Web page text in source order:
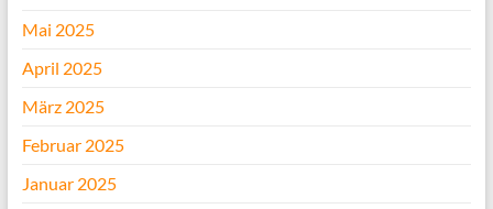
Mai 2025
April 2025
März 2025
Februar 2025
Januar 2025